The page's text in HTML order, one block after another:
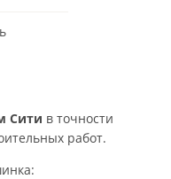
Сити в точности
работ.